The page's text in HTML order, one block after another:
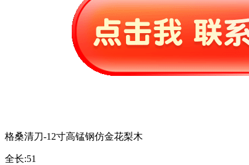
格桑清刀-12寸高锰钢仿金花梨木
全长:51